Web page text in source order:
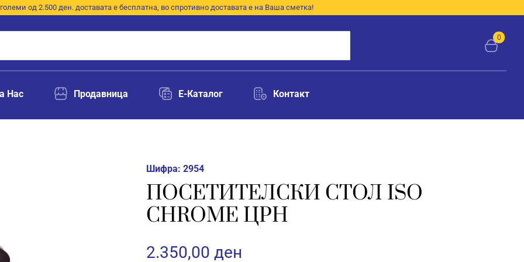
од 2.500 ден. доставата е бесплатна, во спротивно доставата е на Ваша сметка!
0
Нас Продавница E-Каталог Контакт
Шифра: 2954
ПОСЕТИТЕЛСКИ СТОЛ ISO
CHROME ЦРН
2.350,00 ден